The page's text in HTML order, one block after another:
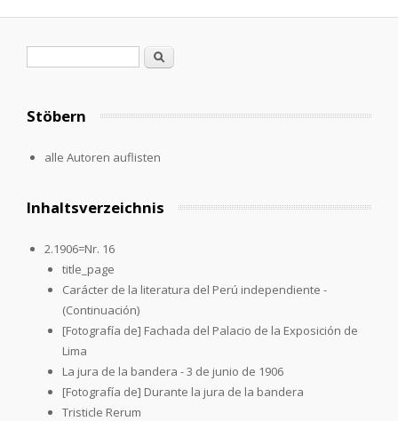
Suche
Stöbern
alle Autoren auflisten
Inhaltsverzeichnis
2.1906=Nr. 16
title_page
Carácter de la literatura del Perú independiente -
(Continuación)
[Fotografía de] Fachada del Palacio de la Exposición de
Lima
La jura de la bandera - 3 de junio de 1906
[Fotografía de] Durante la jura de la bandera
Tristicle Rerum